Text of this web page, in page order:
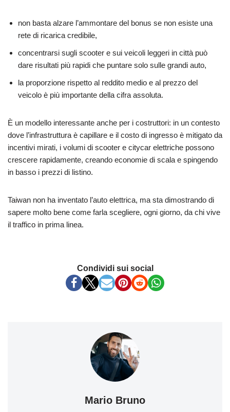
non basta alzare l’ammontare del bonus se non esiste una
rete di ricarica credibile,
concentrarsi sugli scooter e sui veicoli leggeri in città può
dare risultati più rapidi che puntare solo sulle grandi auto,
la proporzione rispetto al reddito medio e al prezzo del
veicolo è più importante della cifra assoluta.
È un modello interessante anche per i costruttori: in un contesto
dove l’infrastruttura è capillare e il costo di ingresso è mitigato da
incentivi mirati, i volumi di scooter e citycar elettriche possono
crescere rapidamente, creando economie di scala e spingendo
in basso i prezzi di listino.
Taiwan non ha inventato l’auto elettrica, ma sta dimostrando di
sapere molto bene come farla scegliere, ogni giorno, da chi vive
il traffico in prima linea.
Condividi sui social
Mario Bruno